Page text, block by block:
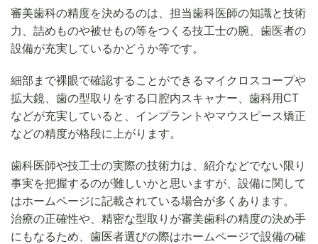
審美歯科の精度を決めるのは、担当歯科医師の知識と技術
力、詰めものや被せもの等をつくる技工士の腕、歯医者の
設備が充実しているかどうか等です。
細部まで裸眼で確認することができるマイクロスコープや
拡大鏡、歯の型取りをする口腔内スキャナー、歯科用CT
などが充実していると、インプラントやマウスピース矯正
などの精度が格段に上がります。
歯科医師や技工士の実際の技術力は、紹介などでない限り
事実を把握するのが難しいかと思いますが、設備に関して
はホームページに記載されている場合が多くあります。
治療の正確性や、精密な型取りが審美歯科の精度の決め手
にもなるため、歯医者選びの際はホームページで設備の確